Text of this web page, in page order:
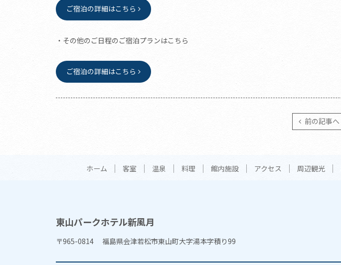
ご宿泊の詳細はこちら
・その他のご日程のご宿泊プランはこちら
ご宿泊の詳細はこちら
前の記事へ
ホーム 客室 温泉 料理 館内施設 アクセス 周辺観光
東山パークホテル新風月
〒965-0814 福島県会津若松市東山町大字湯本字積り99